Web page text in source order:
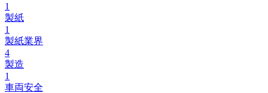
1
製紙
1
製紙業界
4
製造
1
車両安全